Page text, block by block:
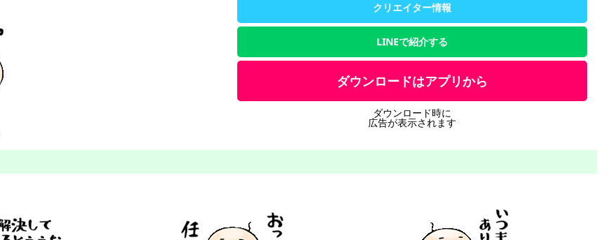
クリエイター情報
LINEで紹介する
ダウンロードはアプリから
ダウンロード時に
広告が表示されます